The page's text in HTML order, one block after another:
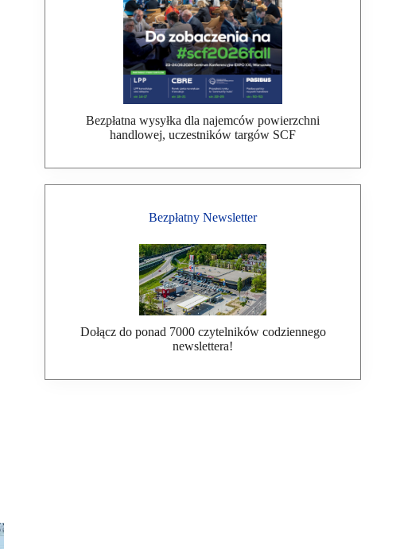
Bezpłatna wysyłka dla najemców powierzchni
handlowej, uczestników targów SCF
Bezpłatny Newsletter
Dołącz do ponad 7000 czytelników codziennego
newslettera!